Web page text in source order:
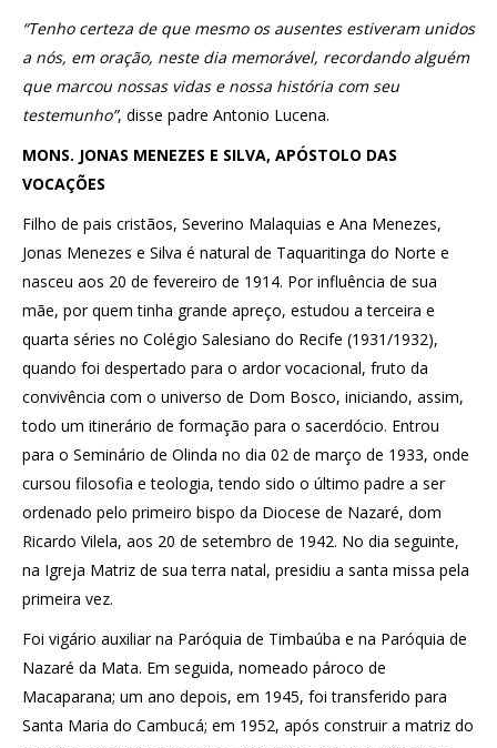
“Tenho certeza de que mesmo os ausentes estiveram unidos
a nós, em oração, neste dia memorável, recordando alguém
que marcou nossas vidas e nossa história com seu
testemunho”, disse padre Antonio Lucena.
MONS. JONAS MENEZES E SILVA, APÓSTOLO DAS
VOCAÇÕES
Filho de pais cristãos, Severino Malaquias e Ana Menezes,
Jonas Menezes e Silva é natural de Taquaritinga do Norte e
nasceu aos 20 de fevereiro de 1914. Por influência de sua
mãe, por quem tinha grande apreço, estudou a terceira e
quarta séries no Colégio Salesiano do Recife (1931/1932),
quando foi despertado para o ardor vocacional, fruto da
convivência com o universo de Dom Bosco, iniciando, assim,
todo um itinerário de formação para o sacerdócio. Entrou
para o Seminário de Olinda no dia 02 de março de 1933, onde
cursou filosofia e teologia, tendo sido o último padre a ser
ordenado pelo primeiro bispo da Diocese de Nazaré, dom
Ricardo Vilela, aos 20 de setembro de 1942. No dia seguinte,
na Igreja Matriz de sua terra natal, presidiu a santa missa pela
primeira vez.
Foi vigário auxiliar na Paróquia de Timbaúba e na Paróquia de
Nazaré da Mata. Em seguida, nomeado pároco de
Macaparana; um ano depois, em 1945, foi transferido para
Santa Maria do Cambucá; em 1952, após construir a matriz do